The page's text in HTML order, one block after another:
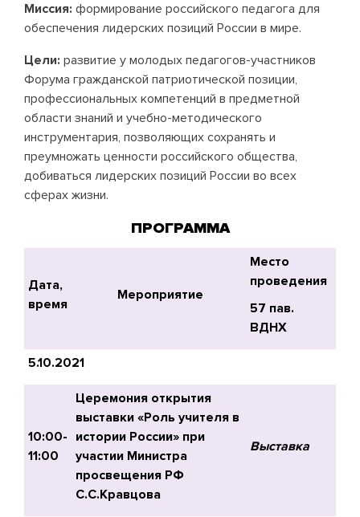
Миссия: формирование российского педагога для
обеспечения лидерских позиций России в мире.
Цели: развитие у молодых педагогов-участников
Форума гражданской патриотической позиции,
профессиональных компетенций в предметной
области знаний и учебно-методического
инструментария, позволяющих сохранять и
преумножать ценности российского общества,
добиваться лидерских позиций России во всех
сферах жизни.
ПРОГРАММА
Дата,
время
Мероприятие
Место
проведения
57 пав.
ВДНХ
5.10.2021
10:00-
11:00
Церемония открытия
выставки «Роль учителя в
истории России» при
участии Министра
просвещения РФ
С.С.Кравцова
Выставка